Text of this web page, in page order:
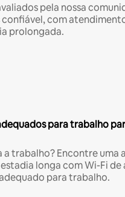
pela nossa
confiável, com
prolongada.
para trabalho
a trabalho? Encontre uma
longa com Wi-Fi
para trabalho.